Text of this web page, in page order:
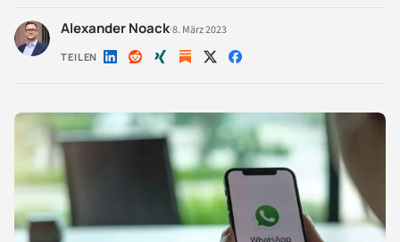
Alexander Noack·8. März 2023
TEILEN Auf Auf Auf Auf Auf